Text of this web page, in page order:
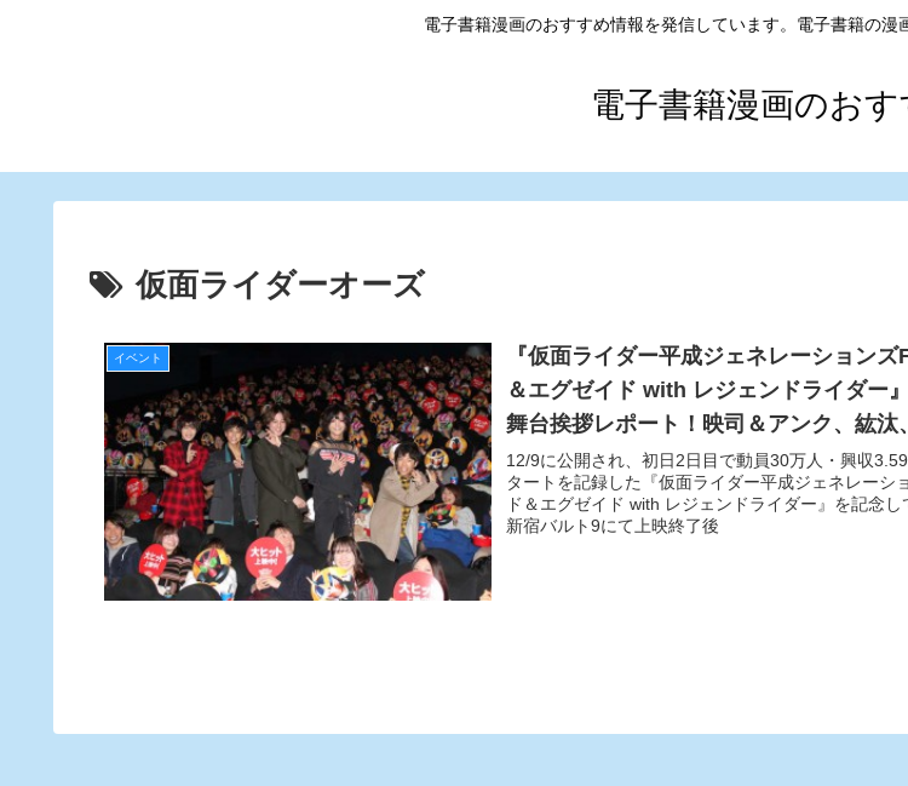
電子書籍漫画のおすすめ情報を発信しています。電子書籍の漫
電子書籍漫画のお
仮面ライダーオーズ
イベント
『仮面ライダー平成ジェネレーション
＆エグゼイド with レジェンドライダー
舞台挨拶レポート！映司＆アンク、紘汰
が集結！！
12/9に公開され、初日2日目で動員30万人・興収
タートを記録した『仮面ライダー平成ジェネレーシ
ド＆エグゼイド with レジェンドライダー』を記念し
新宿バルト9にて上映終了後